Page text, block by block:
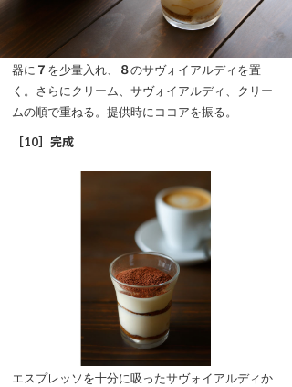
器に ７ を少量入れ、 ８のサヴォイアルディを置
く。さらにクリーム、サヴォイアルディ、クリー
ムの順で重ねる。提供時にココアを振る。
［10］完成
エスプレッソを十分に吸ったサヴォイアルディか